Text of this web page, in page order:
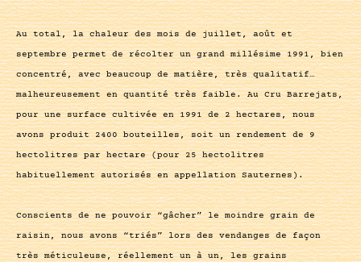
Au total, la chaleur des mois de juillet, août et
septembre permet de récolter un grand millésime 1991, bien
concentré, avec beaucoup de matière, très qualitatif…
malheureusement en quantité très faible. Au Cru Barrejats,
pour une surface cultivée en 1991 de 2 hectares, nous
avons produit 2400 bouteilles, soit un rendement de 9
hectolitres par hectare (pour 25 hectolitres
habituellement autorisés en appellation Sauternes).
Conscients de ne pouvoir “gâcher” le moindre grain de
raisin, nous avons “triés” lors des vendanges de façon
très méticuleuse, réellement un à un, les grains